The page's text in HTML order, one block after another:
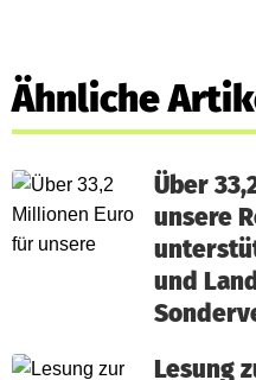
Ähnliche
Über
unsere
und
Lesung